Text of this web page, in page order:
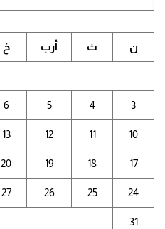
ن ث أرب خ
3
4
5
6
10
11
12
13
17
18
19
20
24
25
26
27
31